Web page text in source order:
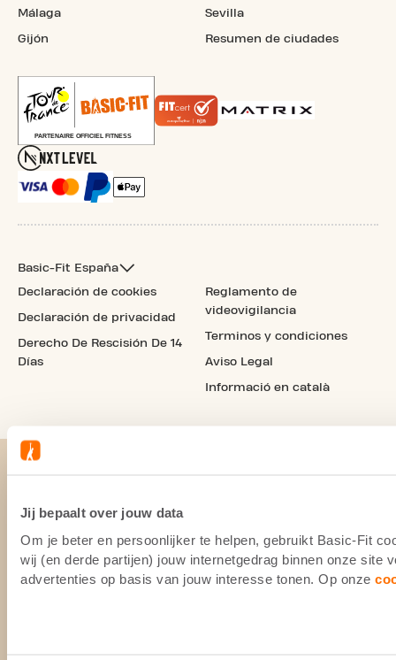
Jij bepaalt over jouw data
Om je beter en persoonlijker te helpen, gebruikt Basic-Fit
wij (en derde partijen) jouw internetgedrag binnen onze site
advertenties op basis van jouw interesse tonen. Op onze
Málaga
Gijón
Sevilla
Resumen de ciudades
Basic-Fit España
Declaración de cookies
Declaración de privacidad
Derecho De Rescisión De 14
Días
Reglamento de
videovigilancia
Terminos y condiciones
Aviso Legal
Informació en català